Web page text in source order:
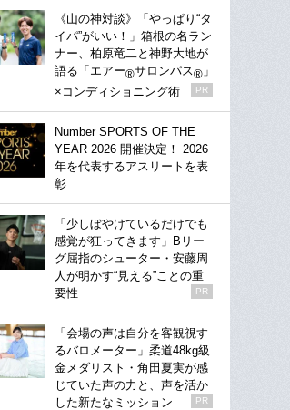
《山の神対談》「やっぱり“タ
イパ”がいい！」箱根の名ラン
ナー、柏原竜二と神野大地が
語る「エアー®サロンパス® 」
×コンディショニング術
PR
Number SPORTS OF THE
YEAR 2026 開催決定！ 2026
年を代表するアスリートを表
彰
「少しぼやけているだけでも
感覚が狂ってきます」Bリー
グ屈指のシューター・安藤周
人が明かす“見える”ことの重
要性
PR
「会場の声は自分を客観視す
るバロメーター」柔道48kg級
金メダリスト・角田夏実が感
じていた声の力と、声を活か
した新たなミッション
PR